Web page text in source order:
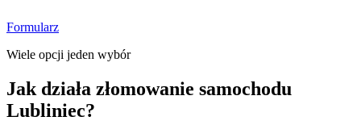
Formularz
Wiele opcji jeden wybór
Jak działa złomowanie samochodu
Lubliniec?